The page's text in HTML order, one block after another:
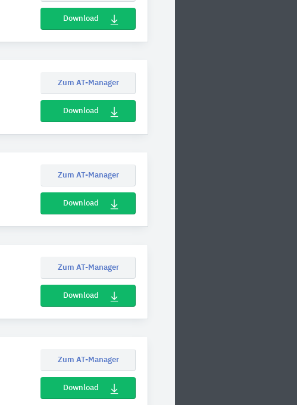
Download
Zum AT-Manager
Download
Zum AT-Manager
Download
Zum AT-Manager
Download
Zum AT-Manager
Download